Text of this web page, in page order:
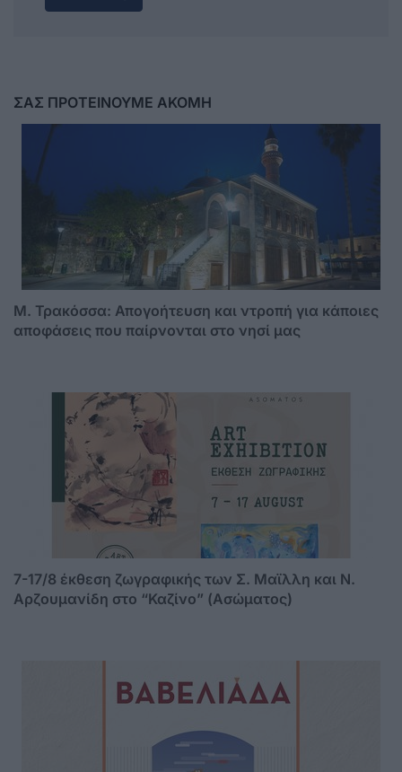
ΣΑΣ ΠΡΟΤΕΙΝΟΥΜΕ ΑΚΟΜΗ
Μ. Τρακόσσα: Απογοήτευση και ντροπή για κάποιες
αποφάσεις που παίρνονται στο νησί μας
7-17/8 έκθεση ζωγραφικής των Σ. Μαϊλλη και Ν.
Αρζουμανίδη στο “Καζίνο” (Ασώματος)